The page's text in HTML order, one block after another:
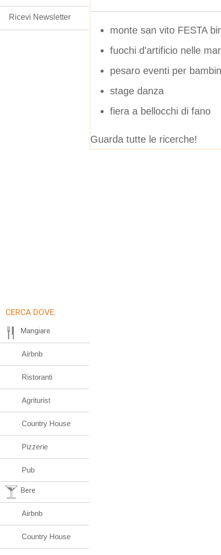
monte san vito FESTA
fuochi d'artificio nelle
pesaro eventi per
stage danza
fiera a bellocchi di fano
Guarda tutte le ricerche!
Ricevi Newsletter
CERCA DOVE:
Mangiare
Airbnb
Ristoranti
Agriturist
Country House
Pizzerie
Pub
Bere
Airbnb
Country House